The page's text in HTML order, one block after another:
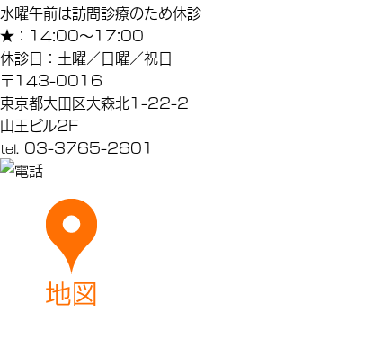
水曜午前は訪問診療のため休診
★ ：14:00～17:00
休診日：土曜／日曜／祝日
〒143-0016
東京都大田区大森北1-22-2
山王ビル2F
tel. 03-3765-2601